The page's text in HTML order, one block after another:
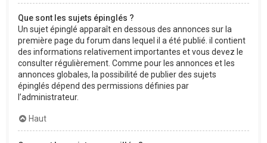
Que sont les sujets épinglés ?
Un sujet épinglé apparaît en dessous des annonces sur la
première page du forum dans lequel il a été publié. il contient
des informations relativement importantes et vous devez le
consulter régulièrement. Comme pour les annonces et les
annonces globales, la possibilité de publier des sujets
épinglés dépend des permissions définies par
l’administrateur.
Haut